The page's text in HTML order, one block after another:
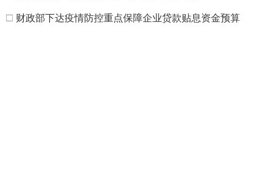
□ 财政部下达疫情防控重点保障企业贷款贴息资金预算